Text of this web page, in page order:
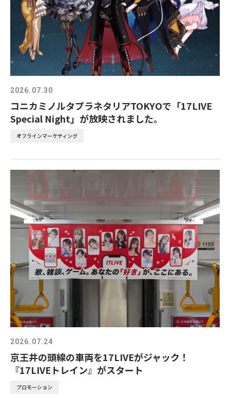
2026.07.30
コニカミノルタプラネタリアTOKYOで「17LIVE
Special Night」が放映されました。
オフラインマーケティング
2026.07.24
京王井の頭線の車両を17LIVEがジャック！
『17LIVEトレイン』がスタート
プロモーション